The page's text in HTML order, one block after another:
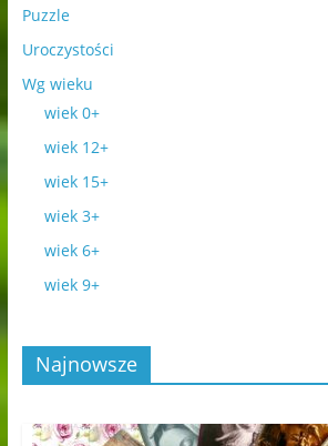
Puzzle
Uroczystości
Wg wieku
wiek 0+
wiek 12+
wiek 15+
wiek 3+
wiek 6+
wiek 9+
Najnowsze